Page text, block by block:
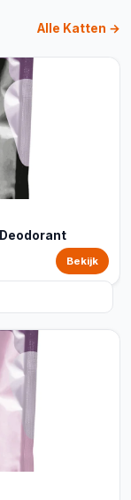
Alle Katten →
Bekijk